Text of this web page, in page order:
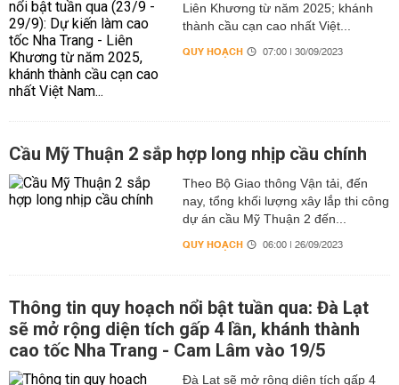
Liên Khương từ năm 2025; khánh
thành cầu cạn cao nhất Việt...
QUY HOẠCH 07:00 | 30/09/2023
Cầu Mỹ Thuận 2 sắp hợp long nhịp cầu chính
Theo Bộ Giao thông Vận tải, đến
nay, tổng khối lượng xây lắp thi công
dự án cầu Mỹ Thuận 2 đến...
QUY HOẠCH 06:00 | 26/09/2023
Thông tin quy hoạch nổi bật tuần qua: Đà Lạt
sẽ mở rộng diện tích gấp 4 lần, khánh thành
cao tốc Nha Trang - Cam Lâm vào 19/5
Đà Lạt sẽ mở rộng diện tích gấp 4